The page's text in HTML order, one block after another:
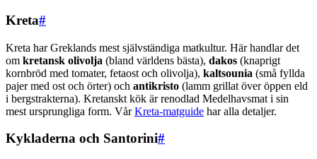
Kreta#
Kreta har Greklands mest självständiga matkultur. Här handlar det
om kretansk olivolja (bland världens bästa), dakos (knaprigt
kornbröd med tomater, fetaost och olivolja), kaltsounia (små fyllda
pajer med ost och örter) och antikristo (lamm grillat över öppen eld
i bergstrakterna). Kretanskt kök är renodlad Medelhavsmat i sin
mest ursprungliga form. VårKreta-matguide har alla detaljer.
Kykladerna och Santorini#